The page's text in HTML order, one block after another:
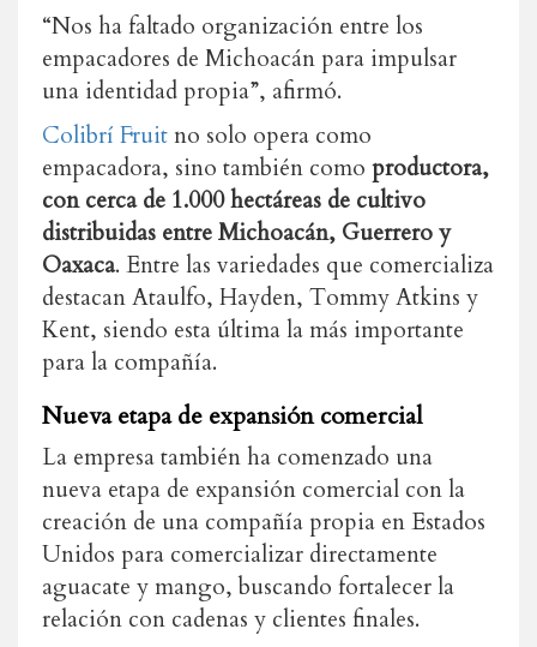
“Nos ha faltado organización entre los
empacadores de Michoacán para impulsar
una identidad propia”, afirmó.
Colibrí Fruitno solo opera como
empacadora, sino también como productora,
con cerca de 1.000 hectáreas de cultivo
distribuidas entre Michoacán, Guerrero y
Oaxaca. Entre las variedades que comercializa
destacan Ataulfo, Hayden, Tommy Atkins y
Kent, siendo esta última la más importante
para la compañía.
Nueva etapa de expansión comercial
La empresa también ha comenzado una
nueva etapa de expansión comercial con la
creación de una compañía propia en Estados
Unidos para comercializar directamente
aguacate y mango, buscando fortalecer la
relación con cadenas y clientes finales.